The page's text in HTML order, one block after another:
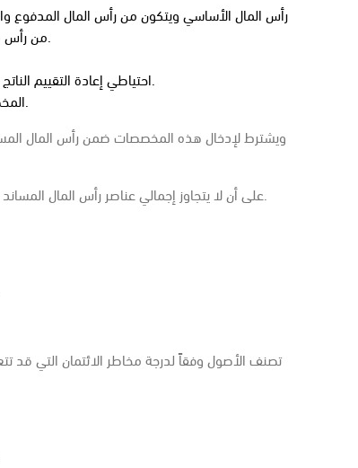
رأس المال الأساسي ويتكون من رأس المال المدفوع
من رأس مال البنك أي مساهمة له في رأس مال مصرف محلي آخر.
احتياطي إعادة التقييم الناتج عن تقييم الأصول بقيمتها الجارية بدلا عن كلفتها الدفترية.
المخصصات العامة ومخصصات الديون المشكوك في تحصيلها.
ويشترط لإدخال هذه المخصصات ضمن رأس المال
على أن لا يتجاوز إجمالي عناصر رأس المال المساند عند احتساب النسبة عن 100% من مجموع رأس المال الأساسي.
تصنف الأصول وفقاً لدرجة مخاطر الائتمان التي قد